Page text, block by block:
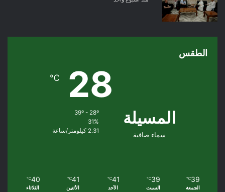
الطقس
المسيلة
سماء صافية
28
℃
39º - 28º
31%
2.31 كيلومتر/ساعة
39
℃
الجمعة
39
℃
السبت
41
℃
الأحد
41
℃
الأثنين
40
℃
الثلاثاء